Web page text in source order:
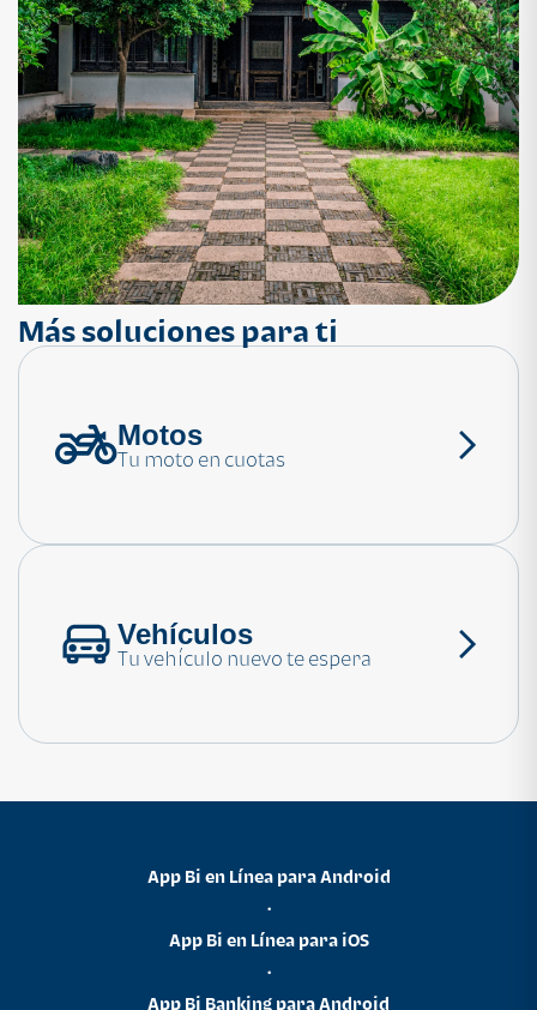
¿Necesitas ayuda?
Más soluciones para ti
Motos
Tu moto en cuotas
Vehículos
Tu vehículo nuevo te espera
App Bi en Línea para Android
•
App Bi en Línea para iOS
•
App Bi Banking para Android